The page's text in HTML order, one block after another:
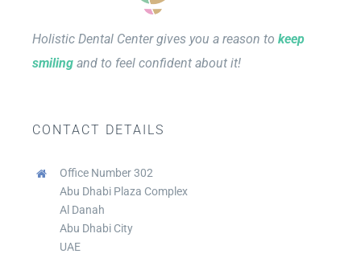
Holistic Dental Center gives you a reason to keep
smilingand to feel confident about it!
CONTACT DETAILS
Office Number 302
Abu Dhabi Plaza Complex
Al Danah
Abu Dhabi City
UAE